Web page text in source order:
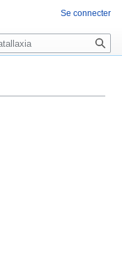
Se connecter